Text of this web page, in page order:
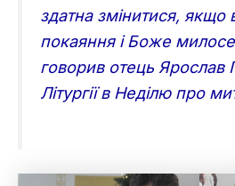
здатна змінитися, якщо
покаяння і Боже
говорив отець Ярослав
Літургії в Неділю про